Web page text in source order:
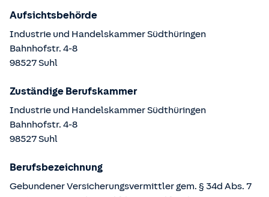
Aufsichtsbehörde
Industrie und Handelskammer Südthüringen
Bahnhofstr. 4-8
98527Suhl
Zuständige Berufskammer
Industrie und Handelskammer Südthüringen
Bahnhofstr. 4-8
98527Suhl
Berufsbezeichnung
Gebundener Versicherungsvermittler gem. § 34d Abs. 7